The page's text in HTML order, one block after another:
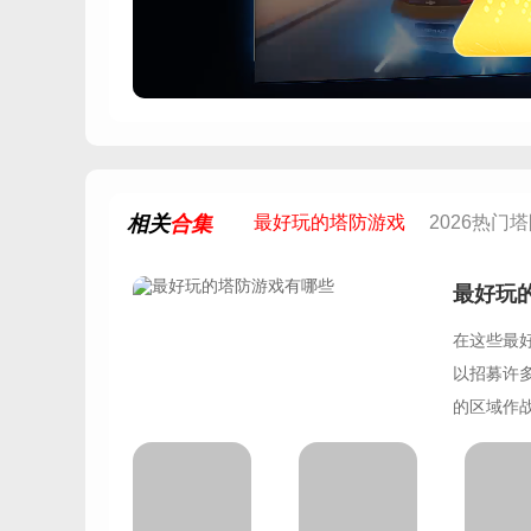
相关合集 最好玩的塔防游戏 2026热门
最好玩
在这些最
以招募许
的区域作
更多的